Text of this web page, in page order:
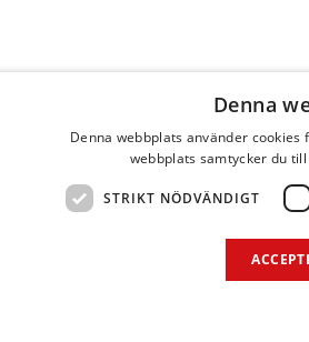
Denna
Denna webbplats använder
webbplats samtycker du
STRIKT NÖDVÄNDIGT